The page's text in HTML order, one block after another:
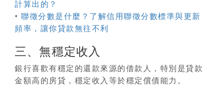
計算出的？
• 聯徵分數是什麼？了解信用聯徵分數標準與更新
頻率，讓你貸款無往不利
三、無穩定收入
銀行喜歡有穩定的還款來源的借款人，特別是貸款
金額高的房貸，穩定收入等於穩定償債能力。